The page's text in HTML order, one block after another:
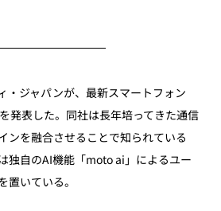
・ジャパンが、最新スマートフォン
を発表した。同社は長年培ってきた通信
ンを融合させることで知られている
独自のAI機能「moto ai」によるユー
置いている。